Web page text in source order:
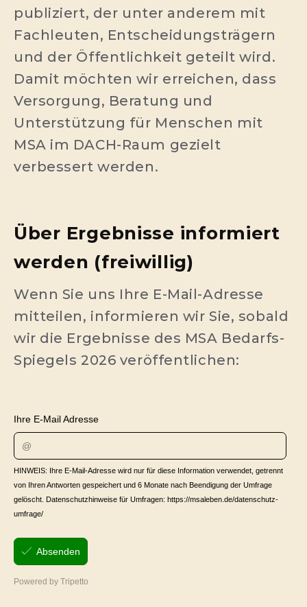
publiziert, der unter anderem mit
Fachleuten, Entscheidungsträgern
und der Öffentlichkeit geteilt wird.
Damit möchten wir erreichen, dass
Versorgung, Beratung und
Unterstützung für Menschen mit
MSA im DACH-Raum gezielt
verbessert werden.
Über Ergebnisse informiert
werden (freiwillig)
Wenn Sie uns Ihre E-Mail-Adresse
mitteilen, informieren wir Sie, sobald
wir die Ergebnisse des MSA Bedarfs-
Spiegels 2026 veröffentlichen: